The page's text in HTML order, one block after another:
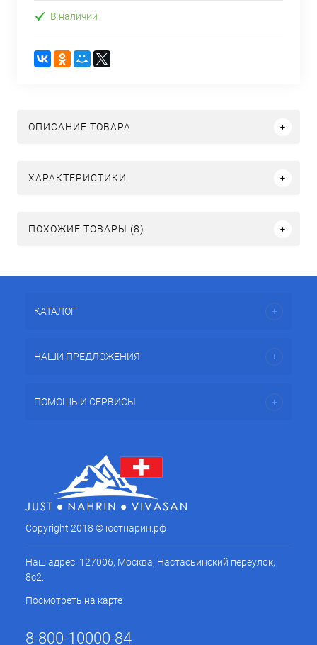
В наличии
ОПИСАНИЕ ТОВАРА
ХАРАКТЕРИСТИКИ
ПОХОЖИЕ ТОВАРЫ (8)
КАТАЛОГ
НАШИ ПРЕДЛОЖЕНИЯ
ПОМОЩЬ И СЕРВИСЫ
Copyright 2018 © юстнарин.рф
Наш адрес: 127006, Москва, Настасьинский переулок,
8с2.
Посмотреть на карте
8-800-10000-84